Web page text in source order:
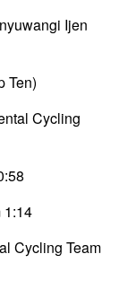
Ijen
Ten)
Cycling
1:14
Cycling Team